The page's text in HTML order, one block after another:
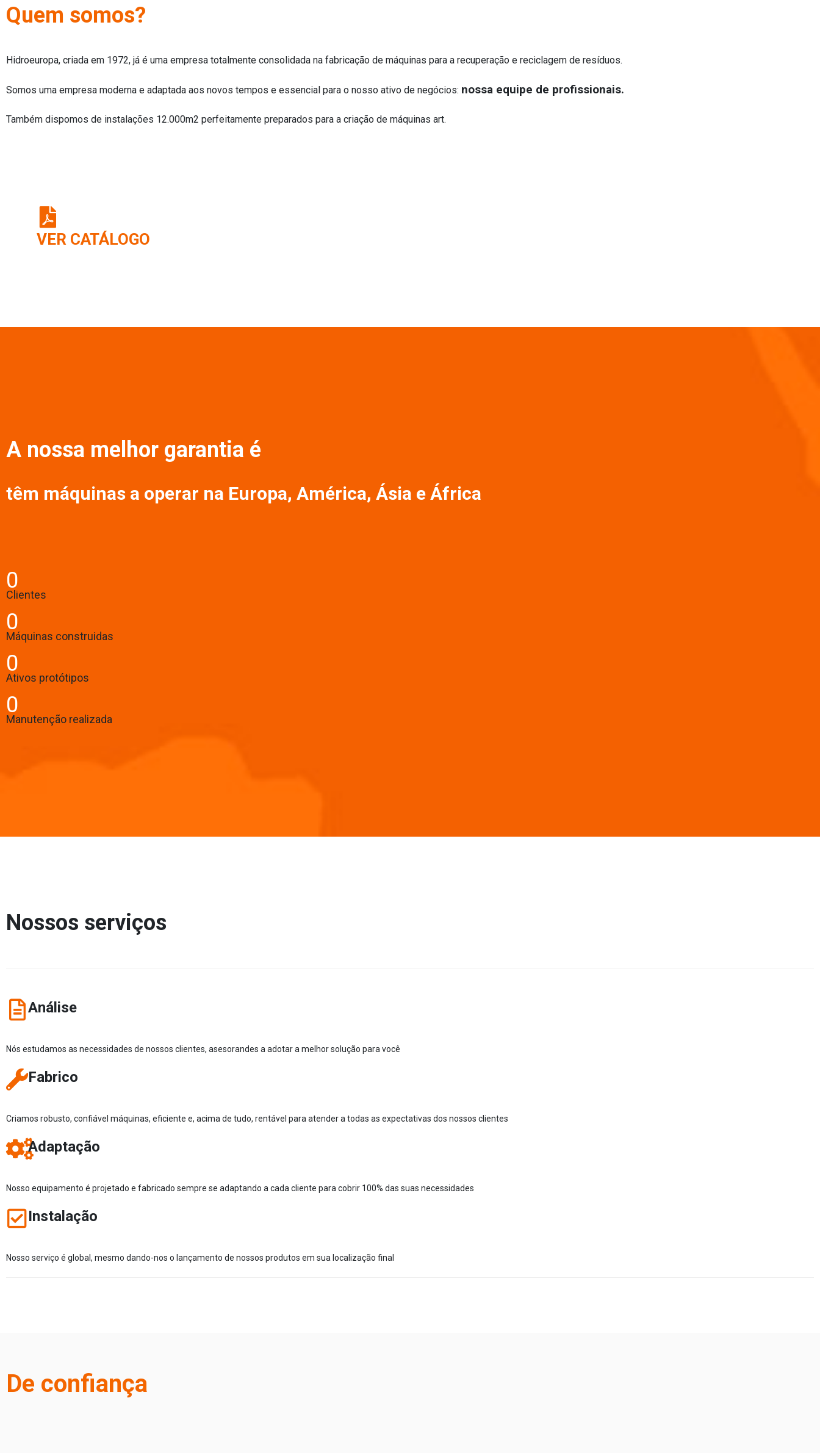
Quem somos?
Hidroeuropa, criada em 1972, já é uma empresa totalmente consolidada na fabricação de máquinas para a recuperação e reciclagem de resíduos.
Somos uma empresa moderna e adaptada aos novos tempos e essencial para o nosso ativo de negócios: nossa equipe de profissionais.
Também dispomos de instalações 12.000m2 perfeitamente preparados para a criação de máquinas art.
VER CATÁLOGO
A nossa melhor garantia é
têm máquinas a operar na Europa, América, Ásia e África
0
Clientes
0
Máquinas construidas
0
Ativos protótipos
0
Manutenção realizada
Nossos serviços
Análise
Nós estudamos as necessidades de nossos clientes, asesorandes a adotar a melhor solução para você
Fabrico
Criamos robusto, confiável máquinas, eficiente e, acima de tudo, rentável para atender a todas as expectativas dos nossos clientes
Adaptação
Nosso equipamento é projetado e fabricado sempre se adaptando a cada cliente para cobrir 100% das suas necessidades
Instalação
Nosso serviço é global, mesmo dando-nos o lançamento de nossos produtos em sua localização final
De confiança